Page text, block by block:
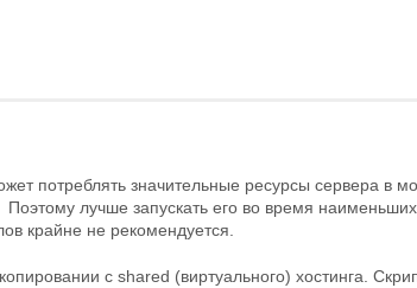
потреблять значительные ресурсы сервера в
лучше запускать его во время
крайне не рекомендуется.
с shared (виртуального) хостинга.